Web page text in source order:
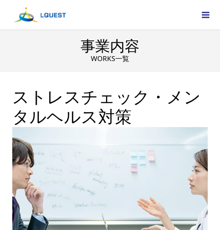
事業内容
WORKS一覧
ストレスチェック・メン
タルヘルス対策